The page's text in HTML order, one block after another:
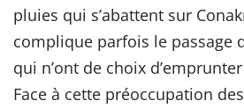
pluies qui s’abattent sur
complique parfois le passage
qui n’ont de choix
Face à cette préoccupation